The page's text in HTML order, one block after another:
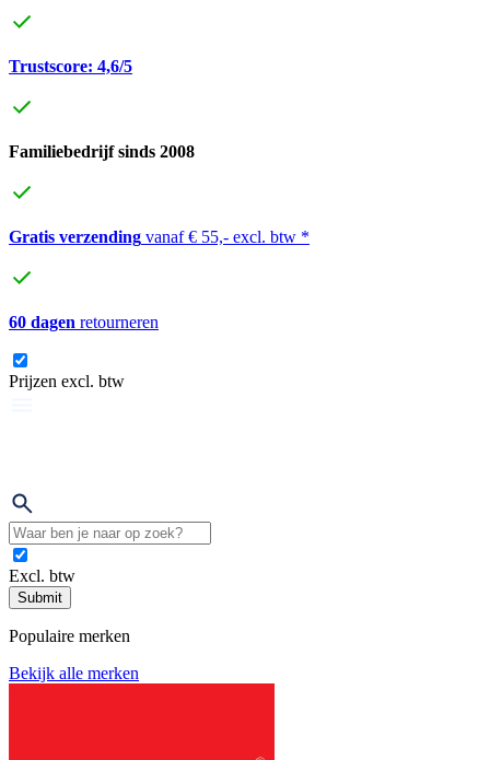
Trustscore: 4,6/5
Familiebedrijf sinds 2008
Gratis verzending vanaf € 55,- excl. btw *
60 dagen retourneren
Prijzen excl. btw
Excl. btw
Submit
Populaire merken
Bekijk alle merken